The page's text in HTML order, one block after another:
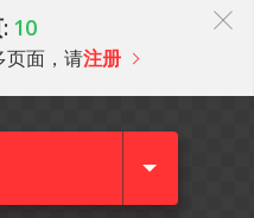
10
页面，请注册